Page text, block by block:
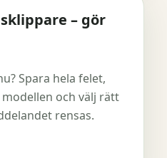
– gör
Spara hela felet,
och välj rätt
rensas.